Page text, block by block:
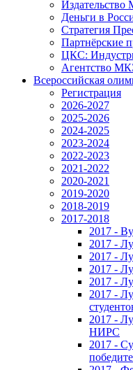
Деньги в
Стратегия
Партнёрские
ЦКС:
Агентство
Всероссийская
Регистрация
2026-2027
2025-2026
2024-2025
2023-2024
2022-2023
2021-2022
2020-2021
2019-2020
2018-2019
2017-2018
2017 -
2017 -
2017 -
2017 -
2017 -
2017 -
2017 -
НИРС
2017 -